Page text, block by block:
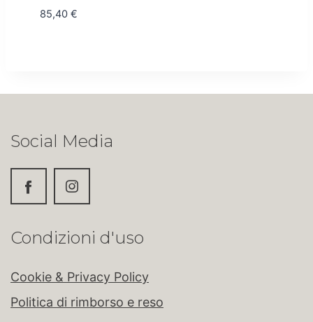
85,40 €
Social Media
Condizioni d'uso
Cookie & Privacy Policy
Politica di rimborso e reso